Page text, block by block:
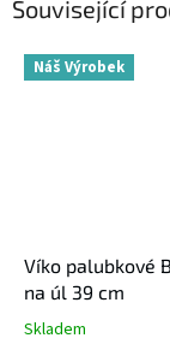
Související
Náš Výrobek
Víko palubkové
na úl 39 cm
Skladem